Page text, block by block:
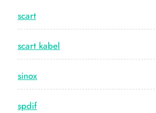
scart
scart kabel
sinox
spdif